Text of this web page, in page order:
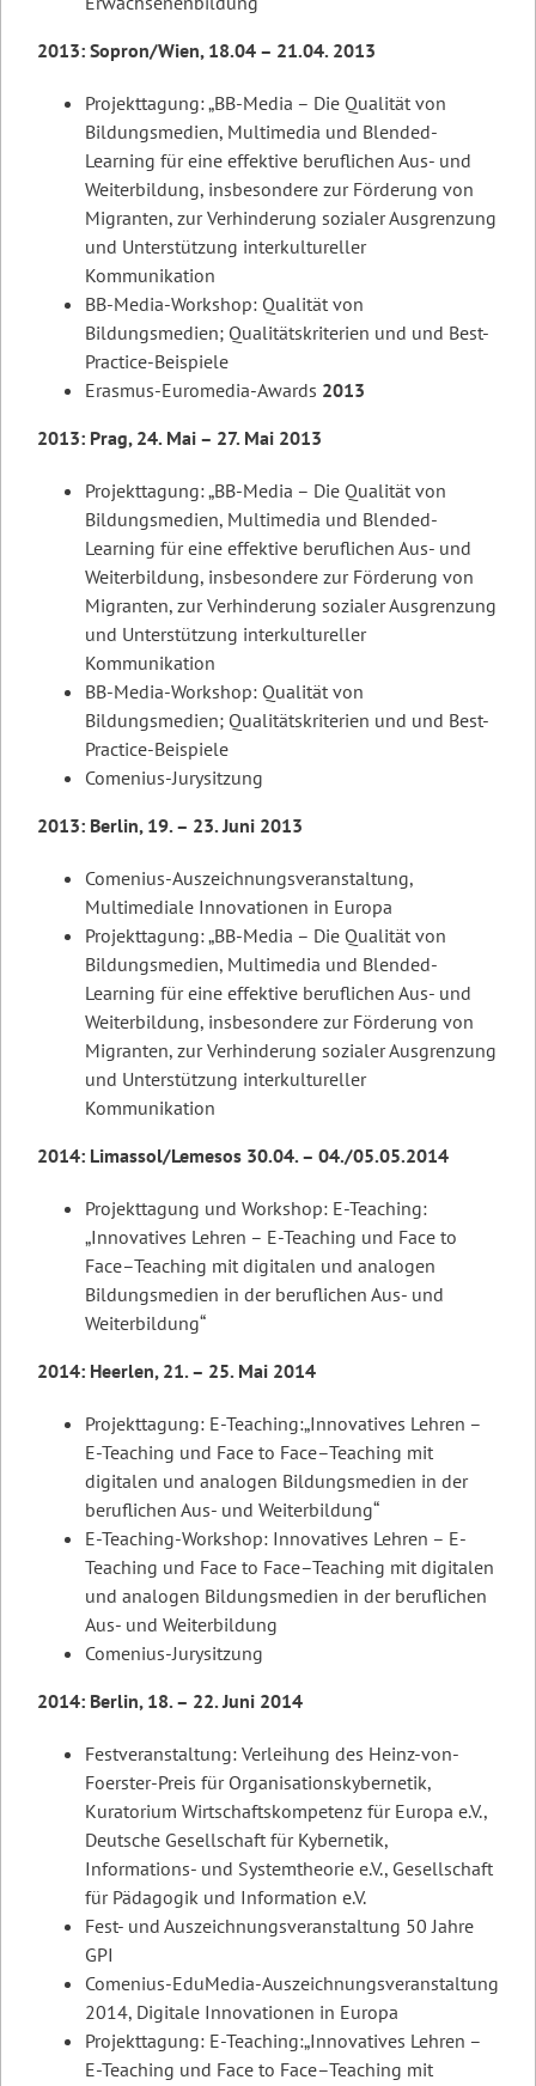
2013: Sopron/Wien, 18.04 – 21.04. 2013
Projekttagung: „BB-Media – Die Qualität von
Bildungsmedien, Multimedia und Blended-
Learning für eine effektive beruflichen Aus- und
Weiterbildung, insbesondere zur Förderung von
Migranten, zur Verhinderung sozialer Ausgrenzung
und Unterstützung interkultureller
Kommunikation
BB-Media-Workshop: Qualität von
Bildungsmedien; Qualitätskriterien und und Best-
Practice-Beispiele
Erasmus-Euromedia-Awards 2013
2013: Prag, 24. Mai – 27. Mai 2013
Projekttagung: „BB-Media – Die Qualität von
Bildungsmedien, Multimedia und Blended-
Learning für eine effektive beruflichen Aus- und
Weiterbildung, insbesondere zur Förderung von
Migranten, zur Verhinderung sozialer Ausgrenzung
und Unterstützung interkultureller
Kommunikation
BB-Media-Workshop: Qualität von
Bildungsmedien; Qualitätskriterien und und Best-
Practice-Beispiele
Comenius-Jurysitzung
2013: Berlin, 19. – 23. Juni 2013
Comenius-Auszeichnungsveranstaltung,
Multimediale Innovationen in Europa
Projekttagung: „BB-Media – Die Qualität von
Bildungsmedien, Multimedia und Blended-
Learning für eine effektive beruflichen Aus- und
Weiterbildung, insbesondere zur Förderung von
Migranten, zur Verhinderung sozialer Ausgrenzung
und Unterstützung interkultureller
Kommunikation
2014: Limassol/Lemesos 30.04. – 04./05.05.2014
Projekttagung und Workshop: E-Teaching:
„Innovatives Lehren – E-Teaching und Face to
Face–Teaching mit digitalen und analogen
Bildungsmedien in der beruflichen Aus- und
Weiterbildung“
2014: Heerlen, 21. – 25. Mai 2014
Projekttagung: E-Teaching:„Innovatives Lehren –
E-Teaching und Face to Face–Teaching mit
digitalen und analogen Bildungsmedien in der
beruflichen Aus- und Weiterbildung“
E-Teaching-Workshop: Innovatives Lehren – E-
Teaching und Face to Face–Teaching mit digitalen
und analogen Bildungsmedien in der beruflichen
Aus- und Weiterbildung
Comenius-Jurysitzung
2014: Berlin, 18. – 22. Juni 2014
Festveranstaltung: Verleihung des Heinz-von-
Foerster-Preis für Organisationskybernetik,
Kuratorium Wirtschaftskompetenz für Europa e.V.,
Deutsche Gesellschaft für Kybernetik,
Informations- und Systemtheorie e.V., Gesellschaft
für Pädagogik und Information e.V.
Fest- und Auszeichnungsveranstaltung 50 Jahre
GPI
Comenius-EduMedia-Auszeichnungsveranstaltung
2014, Digitale Innovationen in Europa
Projekttagung: E-Teaching:„Innovatives Lehren –
E-Teaching und Face to Face–Teaching mit